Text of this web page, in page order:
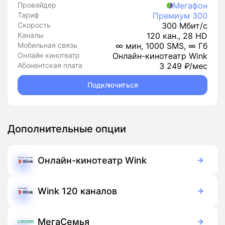
Провайдер Мегафон
Тариф Премиум 300
Скорость 300 Мбит/с
Каналы 120 кан., 28 HD
Мобильная связь ∞ мин, 1000 SMS, ∞ Гб
Онлайн кинотеатр Онлайн-кинотеатр Wink
Абонентская плата 3 249 ₽/мес
Подключиться
Дополнительные опции
Онлайн-кинотеатр Wink
Подписка
Wink 120 каналов
Подписка
МегаСемья